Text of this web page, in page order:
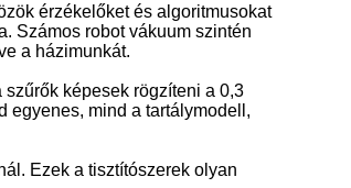
érzékelőket és algoritmusokat
Számos robot vákuum szintén
a házimunkát.
képesek rögzíteni a 0,3
egyenes, mind a tartálymodell,
Ezek a tisztítószerek olyan